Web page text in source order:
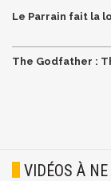
Le Parrain fait la
The Godfather :
VIDÉOS À